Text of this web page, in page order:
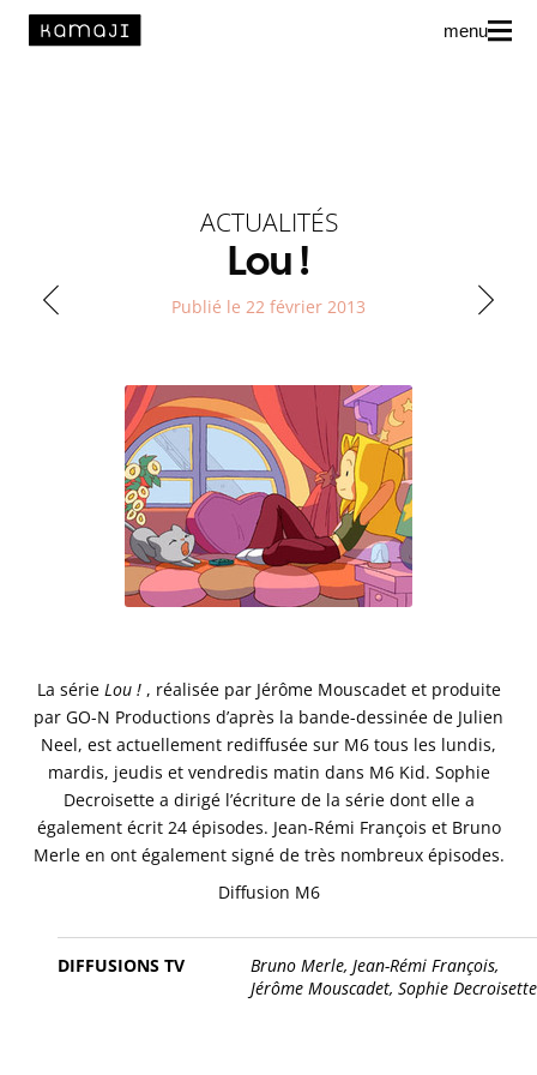
Auteur·rice·s
menu
ACTUALITÉS
Lou !
Publié le 22 février 2013
La sérieLou !, réalisée par Jérôme Mouscadet et produite
par GO-N Productions d’après la bande-dessinée de Julien
Neel, est actuellement rediffusée sur M6 tous les lundis,
mardis, jeudis et vendredis matin dans M6 Kid. Sophie
Decroisette a dirigé l’écriture de la série dont elle a
également écrit 24 épisodes. Jean-Rémi François et Bruno
Merle en ont également signé de très nombreux épisodes.
Diffusion M6
DIFFUSIONS TV Bruno Merle, Jean-Rémi François,
Jérôme Mouscadet,Sophie Decroisette